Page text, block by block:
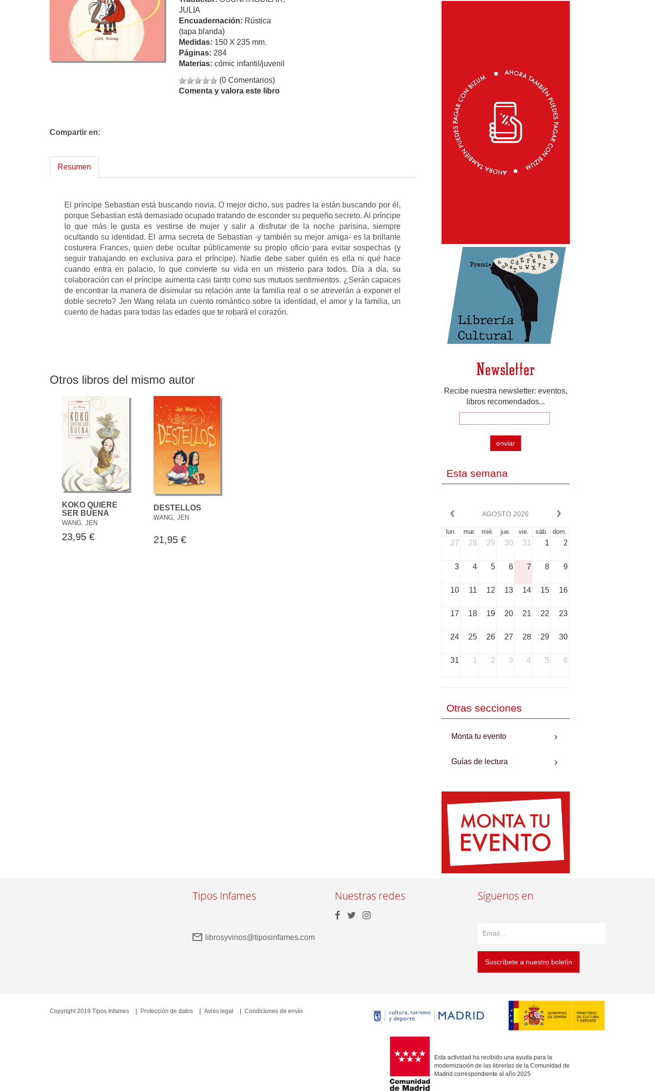
JULIA
Encuadernación: Rústica
(tapa blanda)
Medidas: 150 X 235 mm.
Páginas: 284
Materias: cómic infantil/juvenil
(0 Comentarios)
Comenta y valora este libro
Compartir en:
Resumen
El príncipe Sebastian está buscando novia. O mejor dicho, sus padres la están buscando por él,
porque Sebastian está demasiado ocupado tratando de esconder su pequeño secreto. Al príncipe
lo que más le gusta es vestirse de mujer y salir a disfrutar de la noche parisina, siempre
ocultando su identidad. El arma secreta de Sebastian -y también su mejor amiga- es la brillante
costurera Frances, quien debe ocultar públicamente su propio oficio para evitar sospechas (y
seguir trabajando en exclusiva para el príncipe). Nadie debe saber quién es ella ni qué hace
cuando entra en palacio, lo que convierte su vida en un misterio para todos. Día a día, su
colaboración con el príncipe aumenta casi tanto como sus mutuos sentimientos. ¿Serán capaces
de encontrar la manera de disimular su relación ante la familia real o se atreverán a exponer el
doble secreto? Jen Wang relata un cuento romántico sobre la identidad, el amor y la familia, un
cuento de hadas para todas las edades que te robará el corazón.
Otros libros del mismo autor
KOKO QUIERE
SER BUENA
WANG, JEN
23,95 €
DESTELLOS
WANG, JEN
21,95 €
Newsletter
Recibe nuestra newsletter: eventos,
libros recomendados...
enviar
Esta semana
AGOSTO 2026
lun. mar. mié. jue. vie. sáb. dom.
27 28 29 30 31 1 2
3 4 5 6 7 8 9
10 11 12 13 14 15 16
17 18 19 20 21 22 23
24 25 26 27 28 29 30
31 1 2 3 4 5 6
Otras secciones
Monta tu evento
Guías de lectura
Tipos Infames
librosyvinos@tiposinfames.com
Nuestras redes Síguenos en
Suscríbete a nuestro boletín
Esta actividad ha recibido una ayuda para la
modernización de las librerías de la Comunidad de
Madrid correspondiente al año 2025
Copyright 2019 Tipos Infames Protección de datos Aviso legal Condiciones de envío